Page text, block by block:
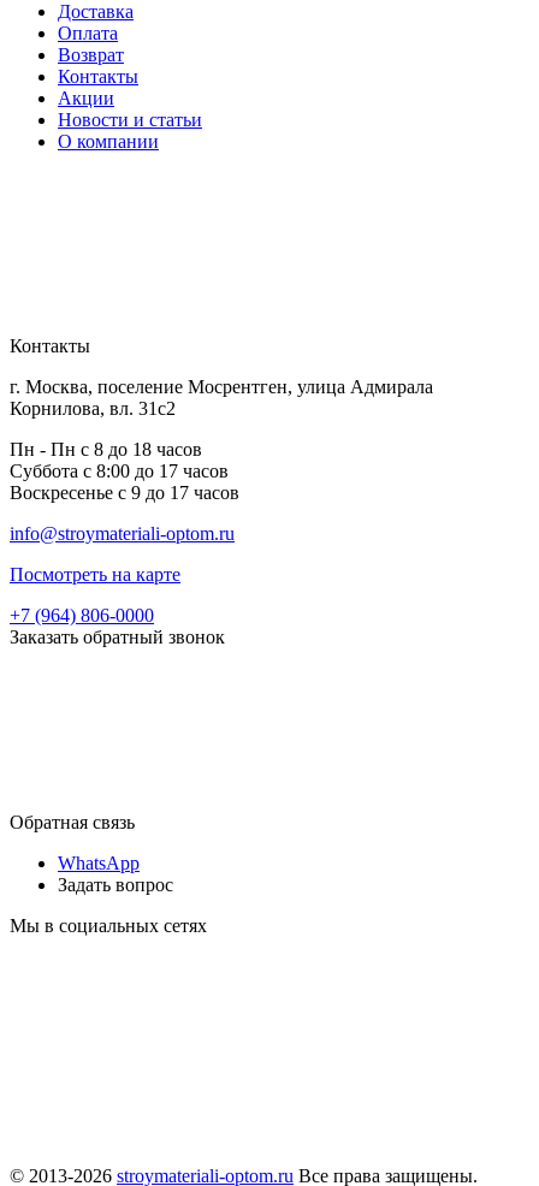
Доставка
Оплата
Возврат
Контакты
Акции
Новости и статьи
О компании
Контакты
г. Москва, поселение Мосрентген, улица Адмирала
Корнилова, вл. 31с2
Пн - Пн с 8 до 18 часов
Суббота с 8:00 до 17 часов
Воскресенье с 9 до 17 часов
info@stroymateriali-optom.ru
Посмотреть на карте
+7 (964) 806-0000
Заказать обратный звонок
Обратная связь
WhatsApp
Задать вопрос
Мы в социальных сетях
© 2013-2026 stroymateriali-optom.ru Все права защищены.